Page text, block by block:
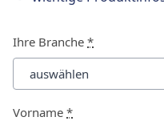
Ihre Branche *
Vorname *